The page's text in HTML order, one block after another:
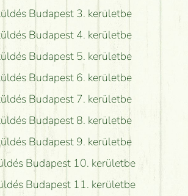
Budapest 3. kerületbe
Budapest 4. kerületbe
Budapest 5. kerületbe
Budapest 6. kerületbe
Budapest 7. kerületbe
Budapest 8. kerületbe
Budapest 9. kerületbe
Budapest 10. kerületbe
Budapest 11. kerületbe